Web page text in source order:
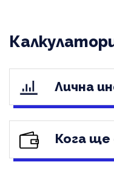
Лична
Кога ще